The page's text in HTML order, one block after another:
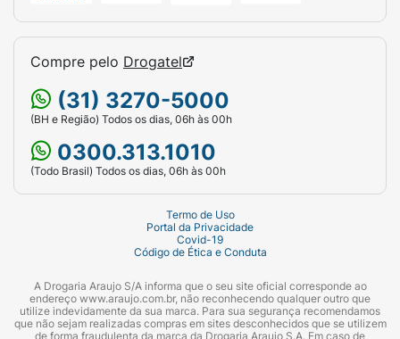
Compre pelo Drogatel
(31) 3270-5000
(BH e Região) Todos os dias, 06h às 00h
0300.313.1010
(Todo Brasil) Todos os dias, 06h às 00h
Termo de Uso
Portal da Privacidade
Covid-19
Código de Ética e Conduta
A Drogaria Araujo S/A informa que o seu site oficial corresponde ao
endereço www.araujo.com.br, não reconhecendo qualquer outro que
utilize indevidamente da sua marca. Para sua segurança recomendamos
que não sejam realizadas compras em sites desconhecidos que se utilizem
de forma fraudulenta da marca da Drogaria Araujo S.A. Em caso de